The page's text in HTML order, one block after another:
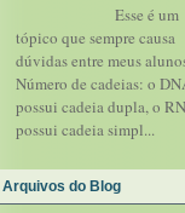
Esse é um
tópico que sempre causa
dúvidas entre meus
Número de cadeias: o
possui cadeia dupla, o
possui cadeia simpl...
Arquivos do Blog